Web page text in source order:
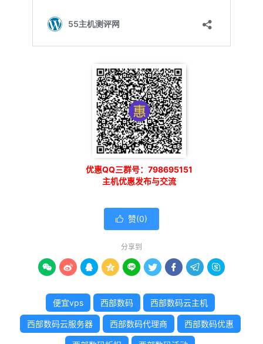
优惠QQ三群号：798695151
主机优惠发布与交流
 赞(0)
分享到
        
便宜vps 西部数码 西部数码云主机
西部数码云服务器 西部数码代理商 西部数码优惠